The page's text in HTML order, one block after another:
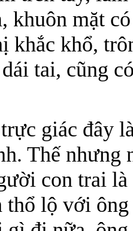
khuôn mặt
khắc khổ,
tai, cũng
giác đây
Thế nhưng
con trai
thổ lộ với